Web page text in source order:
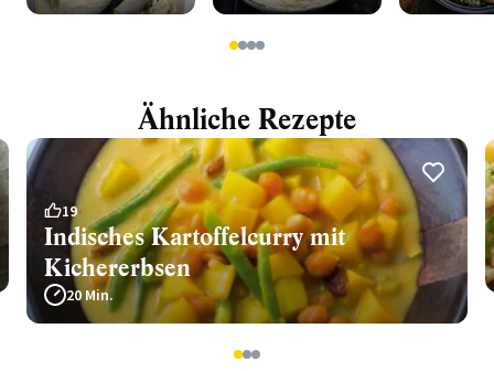
1234
Ähnliche Rezepte
19
Indisches Kartoffelcurry mit
Kichererbsen
20 Min.
123